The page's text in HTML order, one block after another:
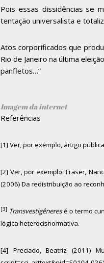
Pois essas dissidências se
tentação universalista e
Atos corporificados que
Rio de Janeiro na última
panfletos…”
Imagem da internet
Referências
[1] Ver, por exemplo, artigo
[2] Ver, por exemplo: Fraser,
(2006) Da redistribuição ao
[3] Transvestigêneresé o termo
lógica heterocisnormativa.
[4] Preciado, Beatriz (2011)